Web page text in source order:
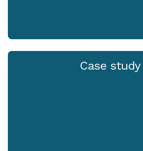
Case study